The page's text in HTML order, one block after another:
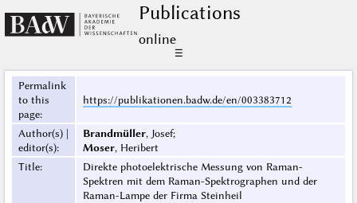
Publications
online
☰
Permalink
to this
page:
https://publikationen.badw.de/en/003383712
Author(s) |
editor(s):
Brandmüller, Josef;
Moser, Heribert
Title:
Direkte photoelektrische Messung von Raman-
Spektren mit dem Raman-Spektrographen und der
Raman-Lampe der Firma Steinheil